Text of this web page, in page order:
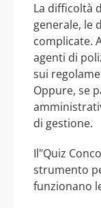
La difficoltà
generale, le
complicate.
agenti di
sui
Oppure, se
di gestione.
Il"Quiz
strumento
funzionano